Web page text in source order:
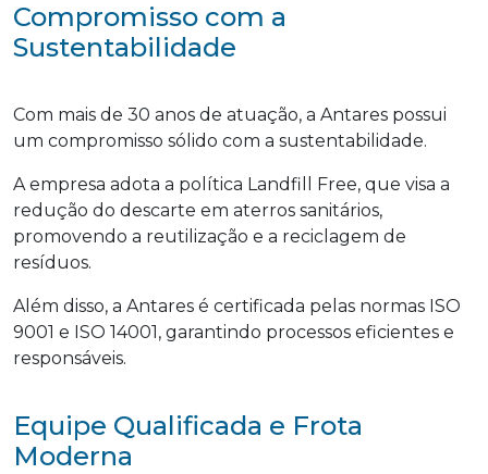
Compromisso com a
Sustentabilidade
Com mais de 30 anos de atuação, a Antares possui
um compromisso sólido com a sustentabilidade.
A empresa adota a política Landfill Free, que visa a
redução do descarte em aterros sanitários,
promovendo a reutilização e a reciclagem de
resíduos.
Além disso, a Antares é certificada pelas normas ISO
9001 e ISO 14001, garantindo processos eficientes e
responsáveis.
Equipe Qualificada e Frota
Moderna